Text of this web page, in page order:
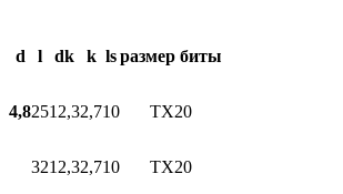
d l dk k lsразмер биты
4,82512,32,710 TX20
3212,32,710 TX20